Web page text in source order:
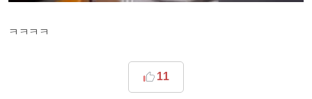
ㅋㅋㅋㅋ
11